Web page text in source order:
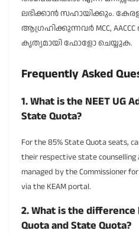
ലഭിക്കാൻ സഹായിക്കും.
ആഗ്രഹിക്കുന്നവർ MCC,
കൃത്യമായി ഫോളോ ചെയ്യുക.
Frequently Asked
1. What is the NEET UG
State Quota?
For the 85% State Quota seats,
their respective state counselling
managed by the Commissioner
via the KEAM portal.
2. What is the
Quota and State Quota?